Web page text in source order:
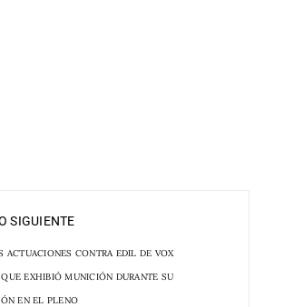
SIGUIENTE
ACTUACIONES CONTRA EDIL DE VOX
EXHIBIÓ MUNICIÓN DURANTE SU
EN EL PLENO